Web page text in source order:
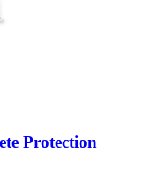
Protection